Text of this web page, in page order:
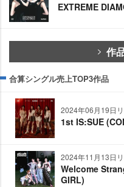
EXTREME
作
合算シングル売上TOP3作品
2024年06月19日
1st IS:SUE
2024年11月13日
Welcome
GIRL)